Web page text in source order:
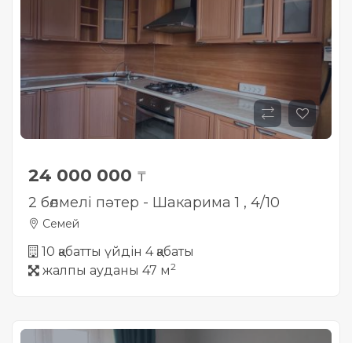
24 000 000 ₸
2 бөлмелі пәтер - Шакарима 1 , 4/10
Семей
10 қабатты үйдін 4 қабаты
жалпы ауданы 47 м2